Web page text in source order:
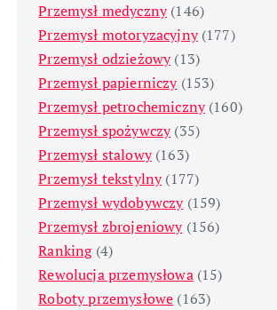
Przemysł medyczny(146)
Przemysł motoryzacyjny(177)
Przemysł odzieżowy(13)
Przemysł papierniczy(153)
Przemysł petrochemiczny(160)
Przemysł spożywczy(35)
Przemysł stalowy(163)
Przemysł tekstylny(177)
Przemysł wydobywczy(159)
Przemysł zbrojeniowy(156)
Ranking(4)
Rewolucja przemysłowa(15)
Roboty przemysłowe (163)